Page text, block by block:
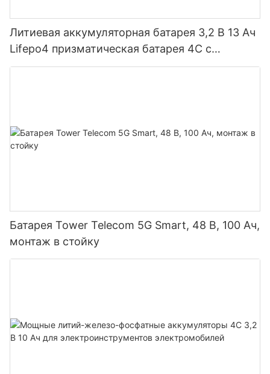
Литиевая аккумуляторная батарея 3,2 В 13 Ач
Lifepo4 призматическая батарея 4C с
быстрой зарядкой
Батарея Tower Telecom 5G Smart, 48 В, 100 Ач,
монтаж в стойку